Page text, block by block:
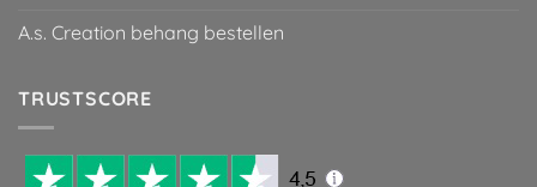
A.s. Creation behang bestellen
TRUSTSCORE